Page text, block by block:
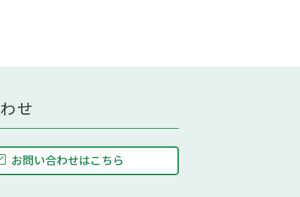
せ
お問い合わせはこちら